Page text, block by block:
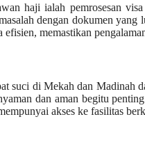
haji ialah pemrosesan
dengan dokumen
efisien, memastikan
suci di Mekah dan Madinah
dan aman begitu
akses ke fasilitas